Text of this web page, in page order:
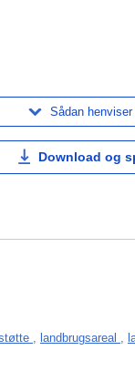
Sådan henviser
Download og
, landbrugsareal ,